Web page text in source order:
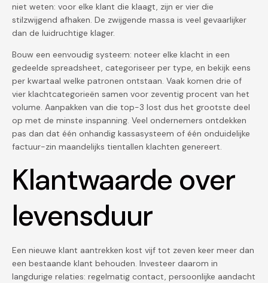
niet weten: voor elke klant die klaagt, zijn er vier die
stilzwijgend afhaken. De zwijgende massa is veel gevaarlijker
dan de luidruchtige klager.
Bouw een eenvoudig systeem: noteer elke klacht in een
gedeelde spreadsheet, categoriseer per type, en bekijk eens
per kwartaal welke patronen ontstaan. Vaak komen drie of
vier klachtcategorieën samen voor zeventig procent van het
volume. Aanpakken van die top-3 lost dus het grootste deel
op met de minste inspanning. Veel ondernemers ontdekken
pas dan dat één onhandig kassasysteem of één onduidelijke
factuur-zin maandelijks tientallen klachten genereert.
Klantwaarde over
levensduur
Een nieuwe klant aantrekken kost vijf tot zeven keer meer dan
een bestaande klant behouden. Investeer daarom in
langdurige relaties: regelmatig contact, persoonlijke aandacht